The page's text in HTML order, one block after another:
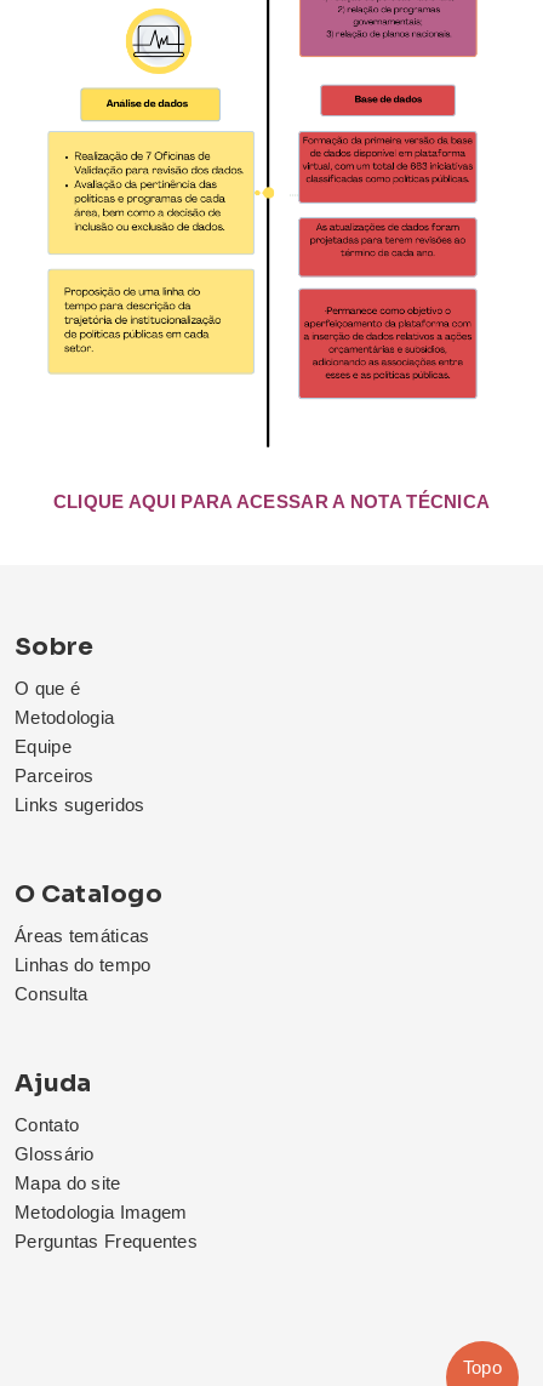
CLIQUE AQUI PARA ACESSAR A NOTA TÉCNICA
Sobre
O que é
Metodologia
Equipe
Parceiros
Links sugeridos
O Catalogo
Áreas temáticas
Linhas do tempo
Consulta
Ajuda
Contato
Glossário
Mapa do site
Metodologia Imagem
Perguntas Frequentes
Topo